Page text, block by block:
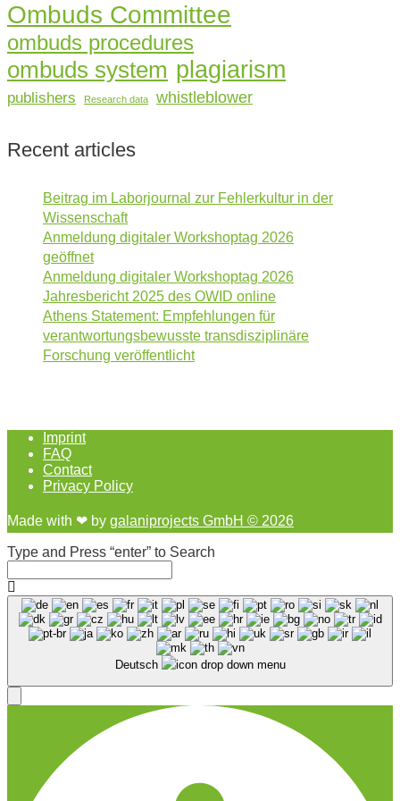
Ombuds Committee
ombuds procedures
ombuds system plagiarism
publishers Research data whistleblower
Recent articles
Beitrag im Laborjournal zur Fehlerkultur in der
Wissenschaft
Anmeldung digitaler Workshoptag 2026
geöffnet
Anmeldung digitaler Workshoptag 2026
Jahresbericht 2025 des OWID online
Athens Statement: Empfehlungen für
verantwortungsbewusste transdisziplinäre
Forschung veröffentlicht
Imprint
FAQ
Contact
Privacy Policy
Made with ❤︎ by galaniprojects GmbH © 2026
Type and Press “enter” to Search
Deutsch